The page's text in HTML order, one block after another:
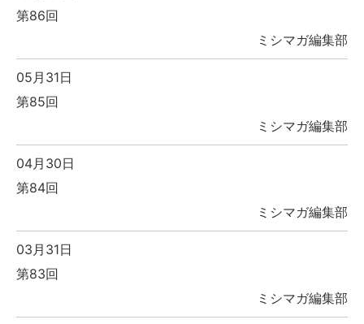
第86回
ミシマガ編集部
05月31日
第85回
ミシマガ編集部
04月30日
第84回
ミシマガ編集部
03月31日
第83回
ミシマガ編集部